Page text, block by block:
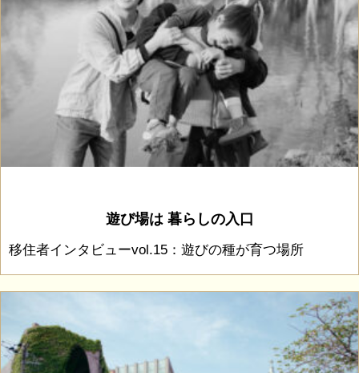
遊び場は 暮らしの入口
移住者インタビューvol.15：遊びの種が育つ場所